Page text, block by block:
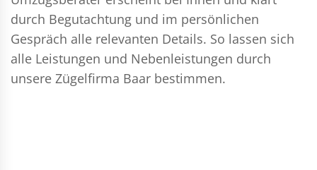
durch Begutachtung und im persönlichen
Gespräch alle relevanten Details. So lassen sich
alle Leistungen und Nebenleistungen durch
unsere Zügelfirma Baar bestimmen.